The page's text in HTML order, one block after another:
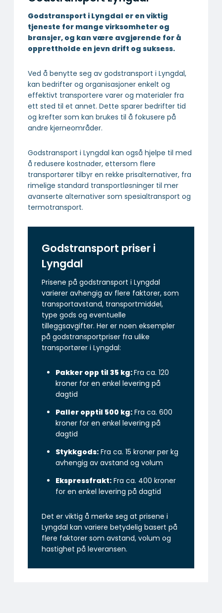
Godstransport i Lyngdal er en viktig
tjeneste for mange virksomheter og
bransjer, og kan være avgjørende for å
opprettholde en jevn drift og suksess.
Ved å benytte seg av godstransport i Lyngdal,
kan bedrifter og organisasjoner enkelt og
effektivt transportere varer og materialer fra
ett sted til et annet. Dette sparer bedrifter tid
og krefter som kan brukes til å fokusere på
andre kjerneområder.
Godstransport i Lyngdal kan også hjelpe til med
å redusere kostnader, ettersom flere
transportører tilbyr en rekke prisalternativer, fra
rimelige standard transportløsninger til mer
avanserte alternativer som spesialtransport og
termotransport.
Godstransport priser i
Lyngdal
Prisene på godstransport i Lyngdal
varierer avhengig av flere faktorer, som
transportavstand, transportmiddel,
type gods og eventuelle
tilleggsavgifter. Her er noen eksempler
på godstransportpriser fra ulike
transportører i Lyngdal:
Pakker opp til 35 kg:Fra ca. 120
kroner for en enkel levering på
dagtid
Paller opptil 500 kg: Fra ca. 600
kroner for en enkel levering på
dagtid
Stykkgods: Fra ca. 15 kroner per kg
avhengig av avstand og volum
Ekspressfrakt: Fra ca. 400 kroner
for en enkel levering på dagtid
Det er viktig å merke seg at prisene i
Lyngdal kan variere betydelig basert på
flere faktorer som avstand, volum og
hastighet på leveransen.